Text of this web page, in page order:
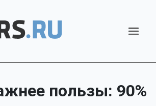
пользы: 90%